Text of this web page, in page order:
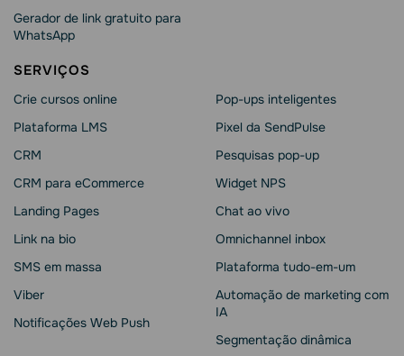
Gerador de link gratuito para
WhatsApp
SERVIÇOS
Crie cursos online
Plataforma LMS
CRM
CRM para eCommerce
Landing Pages
Link na bio
SMS em massa
Viber
Notificações Web Push
Pop-ups inteligentes
Pixel da SendPulse
Pesquisas pop-up
Widget NPS
Chat ao vivo
Omnichannel inbox
Plataforma tudo-em-um
Automação de marketing com
IA
Segmentação dinâmica